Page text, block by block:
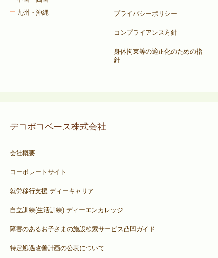
九州・沖縄
プライバシーポリシー
コンプライアンス方針
身体拘束等の適正化のための指
針
デコボコベース株式会社
会社概要
コーポレートサイト
就労移行支援 ディーキャリア
自立訓練(生活訓練) ディーエンカレッジ
障害のあるお子さまの施設検索サービス凸凹ガイド
特定処遇改善計画の公表について